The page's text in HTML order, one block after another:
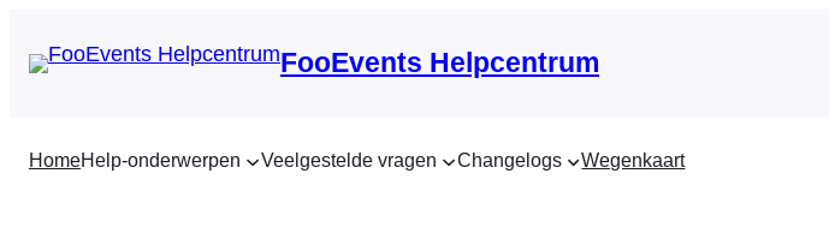
FooEvents Helpcentrum
HomeHelp-onderwerpen Veelgestelde vragen Changelogs Wegenkaart